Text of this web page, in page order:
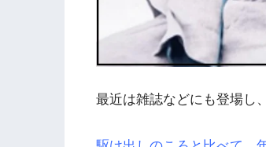
最近は雑誌などにも登場し